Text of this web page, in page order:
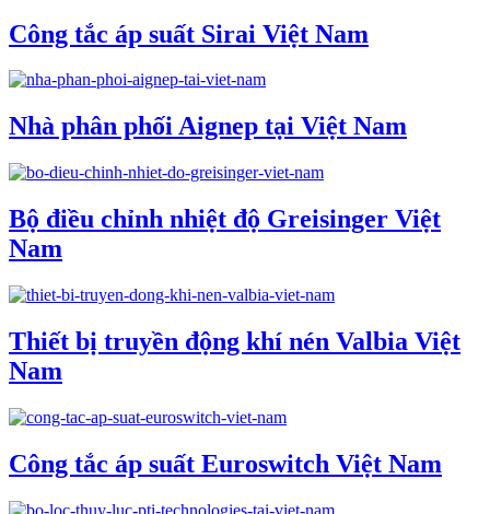
Công tắc áp suất Sirai Việt Nam
Nhà phân phối Aignep tại Việt Nam
Bộ điều chỉnh nhiệt độ Greisinger Việt
Nam
Thiết bị truyền động khí nén Valbia Việt
Nam
Công tắc áp suất Euroswitch Việt Nam